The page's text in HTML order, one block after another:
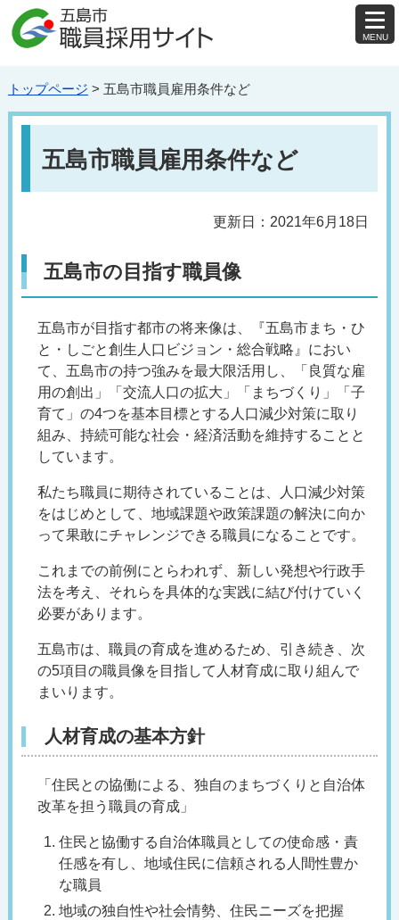
MENU
を
トップページ > 五島市職員雇用条件など
五島市職員雇用条件など
更新日：2021年6月18日
五島市の目指す職員像
五島市が目指す都市の将来像は、『五島市まち・ひ
と・しごと創生人口ビジョン・総合戦略』におい
て、五島市の持つ強みを最大限活用し、「良質な雇
用の創出」「交流人口の拡大」「まちづくり」「子
育て」の4つを基本目標とする人口減少対策に取り
組み、持続可能な社会・経済活動を維持することと
しています。
私たち職員に期待されていることは、人口減少対策
をはじめとして、地域課題や政策課題の解決に向か
って果敢にチャレンジできる職員になることです。
これまでの前例にとらわれず、新しい発想や行政手
法を考え、それらを具体的な実践に結び付けていく
必要があります。
五島市は、職員の育成を進めるため、引き続き、次
の5項目の職員像を目指して人材育成に取り組んで
まいります。
人材育成の基本方針
「住民との協働による、独自のまちづくりと自治体
改革を担う職員の育成」
住民と協働する自治体職員としての使命感・責
任感を有し、地域住民に信頼される人間性豊か
な職員
地域の独自性や社会情勢、住民ニーズを把握